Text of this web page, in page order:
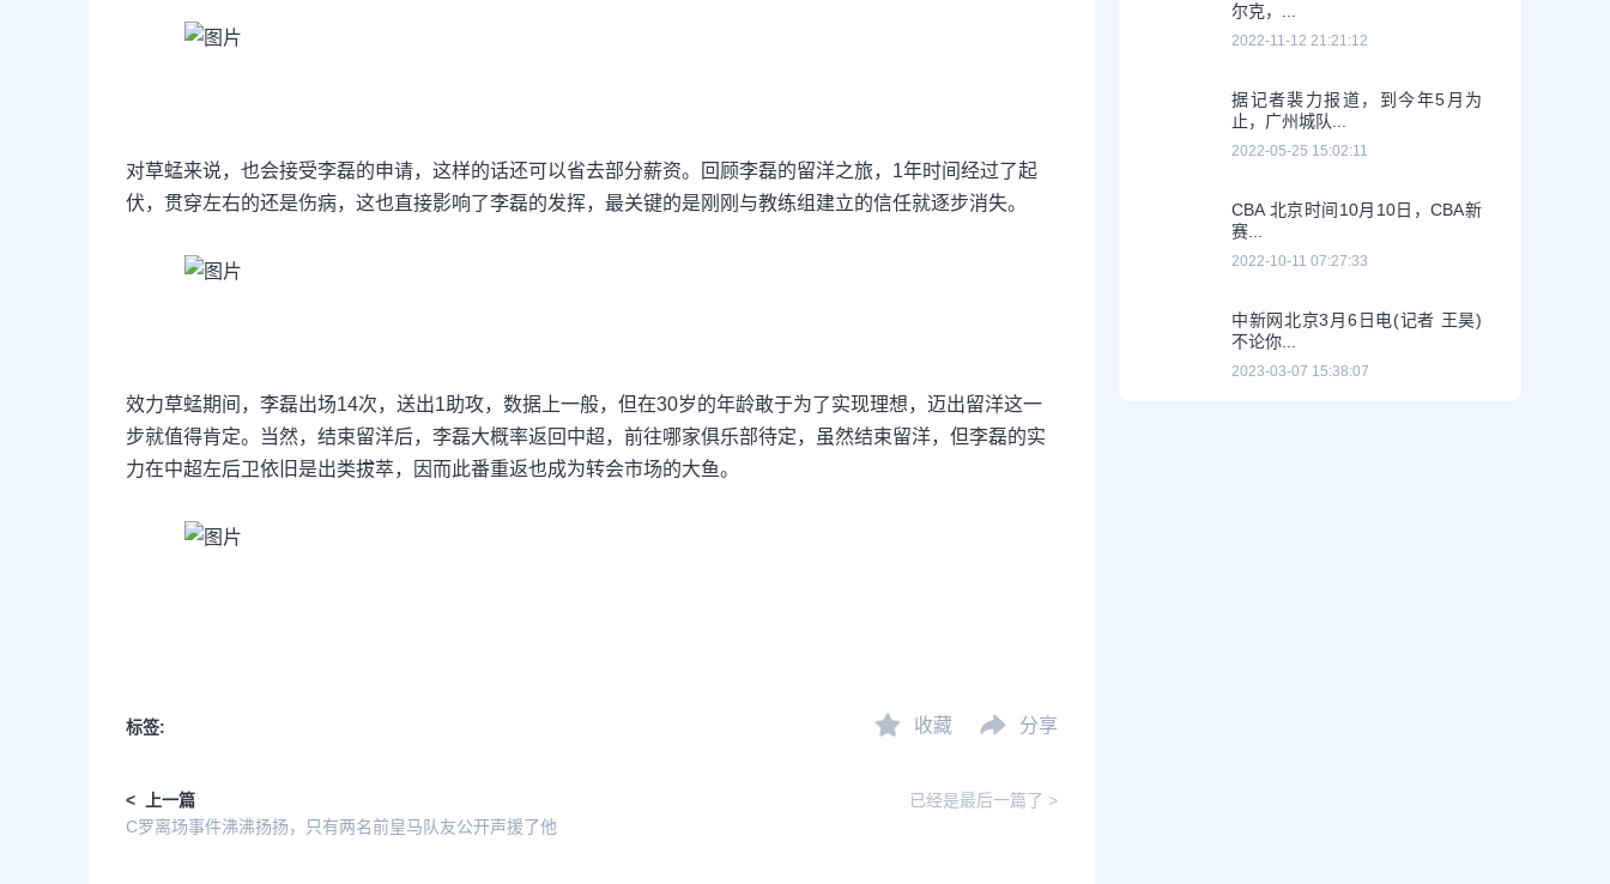
对草蜢来说，也会接受李磊的申请，这样的话还可以省去部分薪资。回顾李磊的留洋之旅，1年时间经过了起
伏，贯穿左右的还是伤病，这也直接影响了李磊的发挥，最关键的是刚刚与教练组建立的信任就逐步消失。
效力草蜢期间，李磊出场14次，送出1助攻，数据上一般，但在30岁的年龄敢于为了实现理想，迈出留洋这一
步就值得肯定。当然，结束留洋后，李磊大概率返回中超，前往哪家俱乐部待定，虽然结束留洋，但李磊的实
力在中超左后卫依旧是出类拔萃，因而此番重返也成为转会市场的大鱼。
标签: 收藏 分享
< 上一篇
C罗离场事件沸沸扬扬，只有两名前皇马队友公开声援了他
已经是最后一篇了 >
尔克，...
2022-11-12 21:21:12
据记者裴力报道，到今年5月为
止，广州城队...
2022-05-25 15:02:11
CBA 北京时间10月10日，CBA新
赛...
2022-10-11 07:27:33
中新网北京3月6日电(记者 王昊)
不论你...
2023-03-07 15:38:07